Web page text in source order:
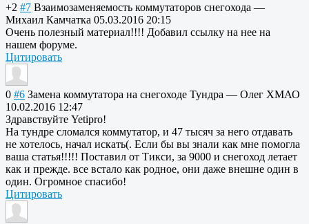
+2 #7 Взаимозаменяемость коммутаторов снегохода —
Михаил Камчатка 05.03.2016 20:15
Очень полезный материал!!!! Добавил ссылку на нее на
нашем форуме.
Цитировать
0 #6 Замена коммутатора на снегоходе Тундра — Олег ХМАО
10.02.2016 12:47
Здравствуйте Yetipro!
На тундре сломался коммутатор, и 47 тысяч за него отдавать
не хотелось, начал искать(. Если бы вы знали как мне помогла
ваша статья!!!!! Поставил от Тикси, за 9000 и снегоход летает
как и прежде. все встало как родное, они даже внешне один в
один. Огромное спасибо!
Цитировать